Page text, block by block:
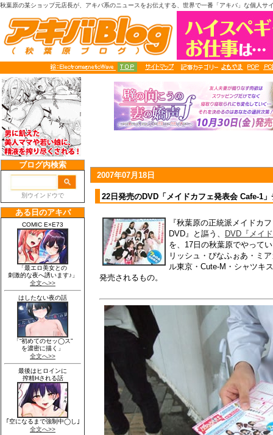
秋葉原の某ショップ元店長が、アキバ系のニュースをお伝えする、世界で一番「アキバ」な個人サ
2007年07月18日
22日発売のDVD「メイドカフェ発表会 Cafe-1
『秋葉原の正統派メイドカ
DVD』と謳う、
DVD『メイ
を、17日の秋葉原でやって
リッシュ・ぴなふぉあ・ミ
ル東京・Cute-M・シャツキ
発売されるもの。